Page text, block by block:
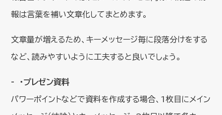
報は言葉を補い文章化してまとめます。
文章量が増えるため、キーメッセージ毎に段落分けをする
など、読みやすいように工夫すると良いでしょう。
・プレゼン資料
パワーポイントなどで資料を作成する場合、1枚目にメイン